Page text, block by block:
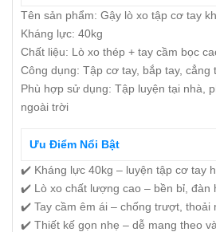
Tên sản phẩm: Gậy lò xo tập cơ tay
Kháng lực: 40kg
Chất liệu: Lò xo thép + tay cầm bọc
Công dụng: Tập cơ tay, bắp tay, cẳng
Phù hợp sử dụng: Tập luyện tại nhà,
ngoài trời
Ưu Điểm Nổi Bật
✔️ Kháng lực 40kg – luyện tập cơ tay
✔️ Lò xo chất lượng cao – bền bỉ, đàn
✔️ Tay cầm êm ái – chống trượt, thoải
✔️ Thiết kế gọn nhẹ – dễ mang theo